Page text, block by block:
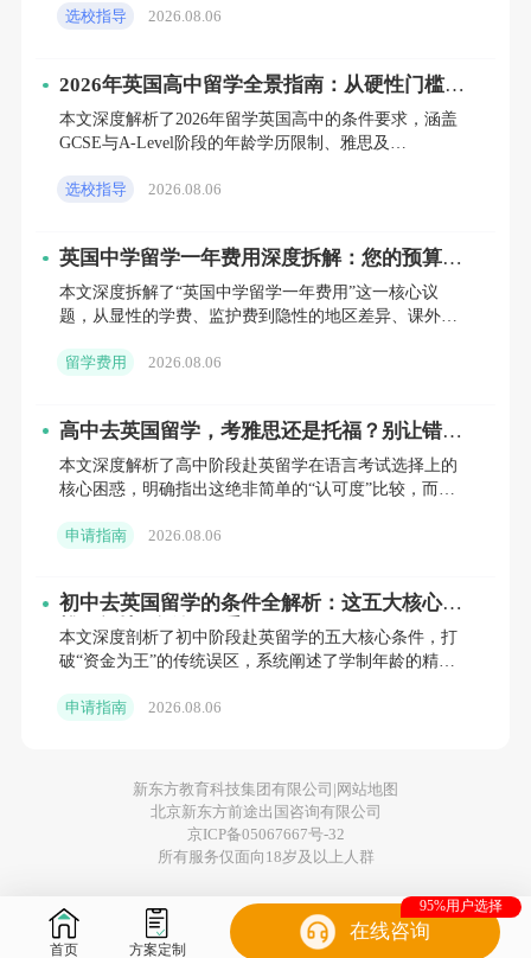
时跟进录取结果，并按照学校的要求，在规定
时间内确认入学意向并缴纳押金。
第三部分：费用的“账单”——留学英国高中，
这无疑是家长们最为关心的问题之一。英国高
中的留学费用因学校类型和所处地区的不同而
有较大差异。
寄宿费以及各项杂费加在一起，年均总成本大约在30万
至45万元人民币。伦敦及其东南部地区的费用通常比北
部或苏格兰地区高出20%至30%。根据2026年的最新数
据，部分ding尖私立学校的寄宿年费已经达到5.4万至
公立中学的学费相对亲民，大约在8万至14万元人民币
每年，但国际学生的名额极少，且通常需要通过特殊项
目申请，整体的年支出约为22万至35万元人民币。
家长在规划预算时，还需注意以下几点：私立
些杂项支出，如注册费、校服费、课外活动费
等，也容易被忽略。建议家庭提前12至18个月
启动财务规划，并考虑到汇率波动等因素，预
留10%至15%的应急资金。
选校指导 2026.08.06
2026年英国高中留学全景指南：从硬性门槛到
名校录取的通关策略
本文深度解析了2026年留学英国高中的条件要求，涵盖
GCSE与A-Level阶段的年龄学历限制、雅思及
选校指导 2026.08.06
英国中学留学一年费用深度拆解：您的预算真
的花对地方了吗？
本文深度拆解了“英国中学留学一年费用”这一核心议
题，从显性的学费、监护费到隐性的地区差异、课外拓
文章提出，科学管
留学费用 2026.08.06
高中去英国留学，考雅思还是托福？别让错误
选择耽误你的签证与申请
本文深度解析了高中阶段赴英留学在语言考试选择上的
核心困惑，明确指出这绝非简单的“认可度”比较，而是
本质区别、强调
申请指南 2026.08.06
初中去英国留学的条件全解析：这五大核心门
槛，远比“有钱”更重要
本文深度剖析了初中阶段赴英留学的五大核心条件，打
破“资金为王”的传统误区，系统阐述了学制年龄的精准
金证明
申请指南 2026.08.06
新东方教育科技集团有限公司| 网站地图
北京新东方前途出国咨询有限公司
京ICP备05067667号-32
所有服务仅面向18岁及以上人群
首页 方案定制
在线咨询
95%用户选择